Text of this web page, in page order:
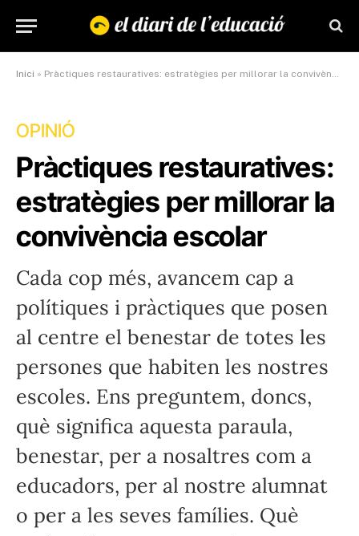
Inici » Pràctiques restauratives: estratègies per millorar la convivència escolar
OPINIÓ
Pràctiques restauratives:
estratègies per millorar la
convivència escolar
Cada cop més, avancem cap a
polítiques i pràctiques que posen
al centre el benestar de totes les
persones que habiten les nostres
escoles. Ens preguntem, doncs,
què significa aquesta paraula,
benestar, per a nosaltres com a
educadors, per al nostre alumnat
o per a les seves famílies. Què